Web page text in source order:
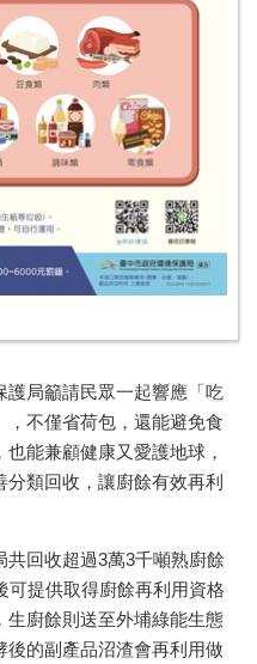
護局籲請民眾一起響應「吃
，不僅省荷包，還能避免食
能兼顧健康又愛護地球，
類回收，讓廚餘有效再利
回收超過3萬3千噸熟廚餘
可提供取得廚餘再利用資格
生廚餘則送至外埔綠能生態
後的副產品沼渣會再利用做